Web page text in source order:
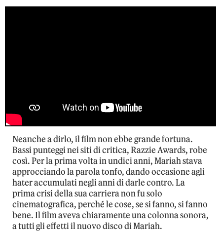
Neanche a dirlo, il film non ebbe grande fortuna.
Bassi punteggi nei siti di critica, Razzie Awards, robe
così. Per la prima volta in undici anni, Mariah stava
approcciando la parola tonfo, dando occasione agli
hater accumulati negli anni di darle contro. La
prima crisi della sua carriera non fu solo
cinematografica, perché le cose, se si fanno, si fanno
bene. Il film aveva chiaramente una colonna sonora,
a tutti gli effetti il nuovo disco di Mariah.